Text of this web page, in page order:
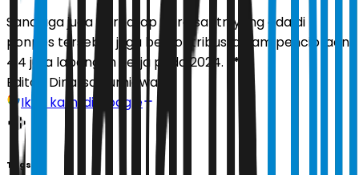
Sandiaga juga berharap para santri yang ada di
ponpes tersebut juga berkontribusi dalam penciptaan
4,4 juta lapangan kerja pada 2024.
(*)
Editor: Dinarsa Kurniawan
Ikuti kami di Google
Tags